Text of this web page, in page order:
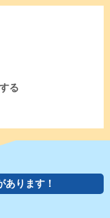
る
あります！